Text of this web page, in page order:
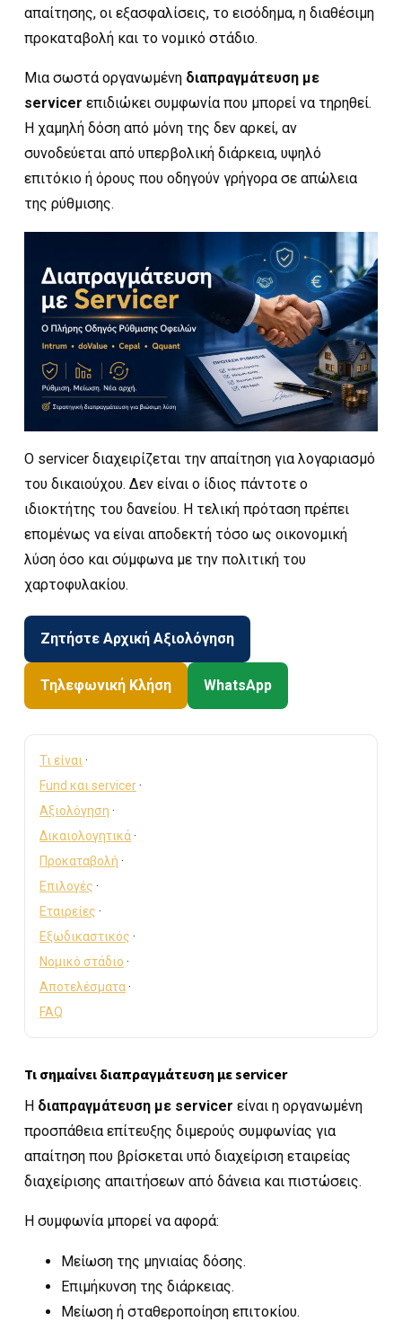
απαίτησης, οι εξασφαλίσεις, το εισόδημα, η διαθέσιμη
προκαταβολή και το νομικό στάδιο.
Μια σωστά οργανωμένη διαπραγμάτευση με
servicer επιδιώκει συμφωνία που μπορεί να τηρηθεί.
Η χαμηλή δόση από μόνη της δεν αρκεί, αν
συνοδεύεται από υπερβολική διάρκεια, υψηλό
επιτόκιο ή όρους που οδηγούν γρήγορα σε απώλεια
της ρύθμισης.
Ο servicer διαχειρίζεται την απαίτηση για λογαριασμό
του δικαιούχου. Δεν είναι ο ίδιος πάντοτε ο
ιδιοκτήτης του δανείου. Η τελική πρόταση πρέπει
επομένως να είναι αποδεκτή τόσο ως οικονομική
λύση όσο και σύμφωνα με την πολιτική του
χαρτοφυλακίου.
Ζητήστε Αρχική Αξιολόγηση
Τηλεφωνική Κλήση WhatsApp
Τι είναι ·
Fund και servicer·
Αξιολόγηση ·
Δικαιολογητικά·
Προκαταβολή ·
Επιλογές ·
Εταιρείες ·
Εξωδικαστικός ·
Νομικό στάδιο ·
Αποτελέσματα·
FAQ
Τι σημαίνει διαπραγμάτευση με servicer
Η διαπραγμάτευση με servicer είναι η οργανωμένη
προσπάθεια επίτευξης διμερούς συμφωνίας για
απαίτηση που βρίσκεται υπό διαχείριση εταιρείας
διαχείρισης απαιτήσεων από δάνεια και πιστώσεις.
Η συμφωνία μπορεί να αφορά:
Μείωση της μηνιαίας δόσης.
Επιμήκυνση της διάρκειας.
Μείωση ή σταθεροποίηση επιτοκίου.